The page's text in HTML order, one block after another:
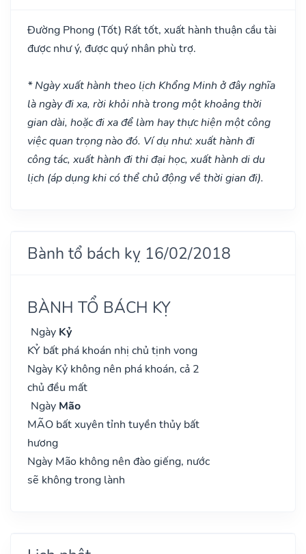
Đường Phong (Tốt) Rất tốt, xuất hành thuận cầu tài
được như ý, được quý nhân phù trợ.
* Ngày xuất hành theo lịch Khổng Minh ở đây nghĩa
là ngày đi xa, rời khỏi nhà trong một khoảng thời
gian dài, hoặc đi xa để làm hay thực hiện một công
việc quan trọng nào đó. Ví dụ như: xuất hành đi
công tác, xuất hành đi thi đại học, xuất hành di du
lịch (áp dụng khi có thể chủ động về thời gian đi).
Bành tổ bách kỵ 16/02/2018
BÀNH TỔ BÁCH KỴ
Ngày Kỷ
KỶ bất phá khoán nhị chủ tịnh vong
Ngày Kỷ không nên phá khoán, cả 2
chủ đều mất
Ngày Mão
MÃO bất xuyên tỉnh tuyền thủy bất
hương
Ngày Mão không nên đào giếng, nước
sẽ không trong lành